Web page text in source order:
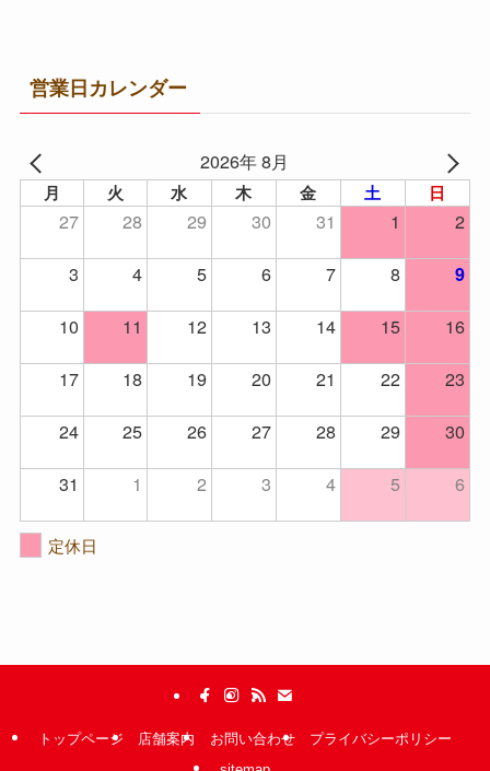
営業日カレンダー
2026年 8月
月 火 水 木 金 土 日
27 28 29 30 31 1
2
3
4 5 6 7 8 9
10 11 12 13 14 15
16
17
18 19 20 21 22
23
24
25 26 27 28 29
30
31
1 2 3 4 5 6
定休日
トップページ 店舗案内 お問い合わせ
プライバシーポリシー